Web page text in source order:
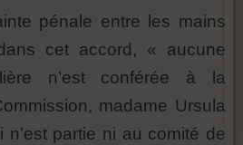
pénale entre les mains
cet accord, « aucune
n’est conférée à la
madame Ursula
partie ni au comité de